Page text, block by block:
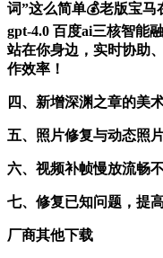
词”这么简单💰老版宝马
gpt-4.0 百度ai三核智能
站在你身边，实时协助
作效率！
四、新增深渊之章的美术
五、照片修复与动态照
六、视频补帧慢放流畅
七、修复已知问题，提
厂商其他下载